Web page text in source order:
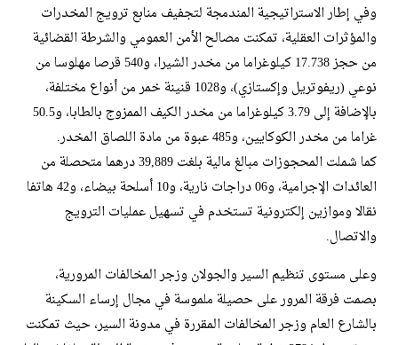
​وفي إطار الاستراتيجية المندمجة لتجفيف منابع ترويج المخدرات
والمؤثرات العقلية، تمكنت مصالح الأمن العمومي والشرطة القضائية
من حجز 17.738 كيلوغراما من مخدر الشيرا، و540 قرصا مهلوسا من
نوعي (ريفوتريل وإكستازي)، و1028 قنينة خمر من أنواع مختلفة،
بالإضافة إلى 3.79 كيلوغراما من مخدر الكيف الممزوج بالطابا، و50.5
غراما من مخدر الكوكايين، و485 عبوة من مادة اللصاق المخدر.
كما شملت المحجوزات مبالغ مالية بلغت 39,889 درهما متحصلة من
العائدات الإجرامية، و06 دراجات نارية، و10 أسلحة بيضاء، و42 هاتفا
نقالا وموازين إلكترونية تستخدم في تسهيل عمليات الترويج
والاتصال.
​وعلى مستوى تنظيم السير والجولان وزجر المخالفات المرورية،
بصمت فرقة المرور على حصيلة ملموسة في مجال إرساء السكينة
بالشارع العام وزجر المخالفات المقررة في مدونة السير، حيث تمكنت